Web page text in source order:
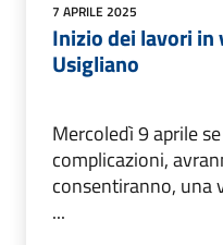
7 APRILE 2025
Inizio dei lavori in
Usigliano
Mercoledì 9 aprile
complicazioni,
consentiranno, una
...